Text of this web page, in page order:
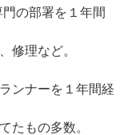
の部署を１年間
修理など。
ンナーを１年間経
もの多数。